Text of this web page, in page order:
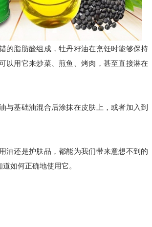
的脂肪酸组成，牡丹籽油在烹饪时能够保持
以用它来炒菜、煎鱼、烤肉，甚至直接淋在
与基础油混合后涂抹在皮肤上，或者加入到
油还是护肤品，都能为我们带来意想不到的
如何正确地使用它。
牡丹籽油 葡萄籽油